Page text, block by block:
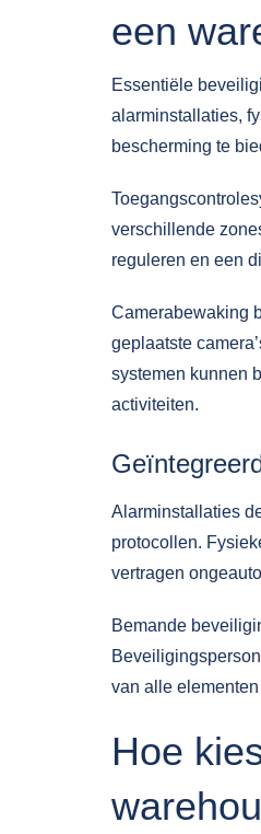
een
Essentiële
alarminstallaties,
bescherming te
verschillende
reguleren en een
Camerabewaking
geplaatste
systemen kunnen
activiteiten.
Alarminstallaties
protocollen.
vertragen
Bemande
van alle
Hoe